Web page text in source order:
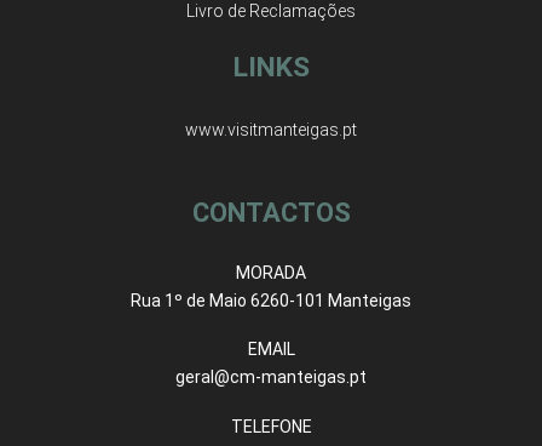
Livro de Reclamações
LINKS
www.visitmanteigas.pt
CONTACTOS
MORADA
Rua 1º de Maio 6260-101 Manteigas
EMAIL
geral@cm-manteigas.pt
TELEFONE